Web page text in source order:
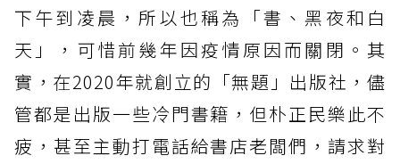
下午到凌晨，所以也稱為「書、黑夜和白
天」，可惜前幾年因疫情原因而關閉。其
實，在2020年就創立的「無題」出版社，儘
管都是出版一些冷門書籍，但朴正民樂此不
疲，甚至主動打電話給書店老闆們，請求對